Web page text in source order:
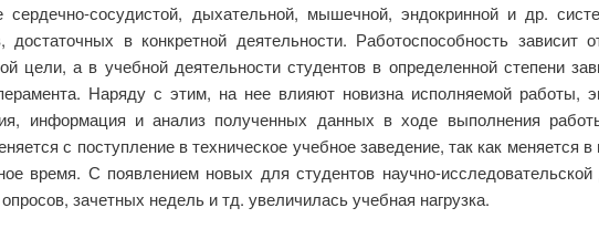
сосудистой, дыхательной, мышечной, эндокринной и др.
в конкретной деятельности. Работоспособность зависит
цели, а в учебной деятельности студентов в определенной степени
Наряду с этим, на нее влияют новизна исполняемой работы,
информация и анализ полученных данных в ходе выполнения
с поступление в техническое учебное заведение, так как меняется
время. С появлением новых для студентов научно-исследовательской
зачетных недель и тд. увеличилась учебная нагрузка.